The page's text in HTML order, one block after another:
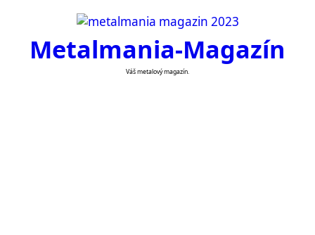
contentMetalmania-Magazín
Váš metalový magazín.